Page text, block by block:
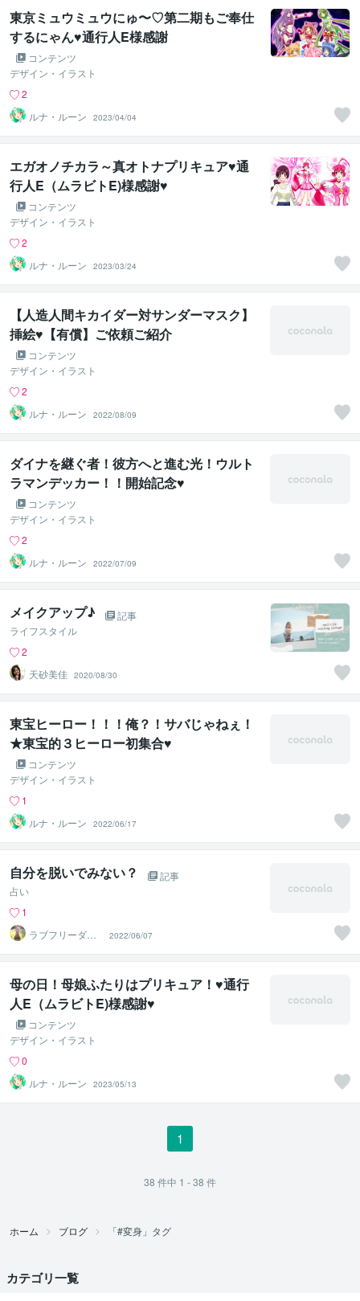
東京ミュウミュウにゅ〜♡第二期もご奉仕
するにゃん♥通行人E様感謝
コンテンツ
デザイン・イラスト
2
ルナ・ルーン
2023/04/04
エガオノチカラ～真オトナプリキュア♥通
行人E（ムラビトE)様感謝♥
コンテンツ
デザイン・イラスト
2
ルナ・ルーン
2023/03/24
【人造人間キカイダー対サンダーマスク】
挿絵♥【有償】ご依頼ご紹介
コンテンツ
デザイン・イラスト
2
ルナ・ルーン
2022/08/09
ダイナを継ぐ者！彼方へと進む光！ウルト
ラマンデッカー！！開始記念♥
コンテンツ
デザイン・イラスト
2
ルナ・ルーン
2022/07/09
メイクアップ♪
記事
ライフスタイル
2
天砂美佳 2020/08/30
東宝ヒーロー！！！俺？！サバじゃねぇ！
★東宝的３ヒーロー初集合♥
コンテンツ
デザイン・イラスト
1
ルナ・ルーン
2022/06/17
自分を脱いでみない？
記事
占い
1
ラブフリーダム
セッション
2022/06/07
母の日！母娘ふたりはプリキュア！♥通行
人E（ムラビトE)様感謝♥
コンテンツ
デザイン・イラスト
0
ルナ・ルーン
2023/05/13
1
38 件中 1 - 38 件
ホーム ブログ 「#変身」タグ
カテゴリ一覧